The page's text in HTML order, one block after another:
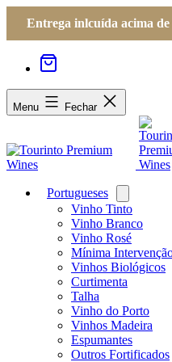
Entrega inlcuída acima
Menu Fechar
Portugueses
menu
Vinho Tinto
Vinho Branco
Vinho Rosé
Mínima
Vinhos Biológicos
Curtimenta
Talha
Vinho do Porto
Vinhos Madeira
Espumantes
Outros Fortificados